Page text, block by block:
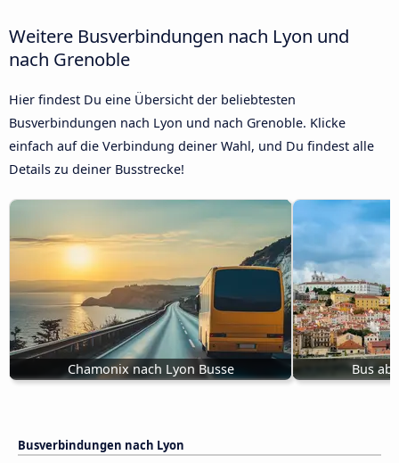
Weitere Busverbindungen nach Lyon und
nach Grenoble
Hier findest Du eine Übersicht der beliebtesten
Busverbindungen nach Lyon und nach Grenoble. Klicke
einfach auf die Verbindung deiner Wahl, und Du findest alle
Details zu deiner Busstrecke!
Chamonix nach Lyon Busse Bus ab
Busverbindungen nach Lyon